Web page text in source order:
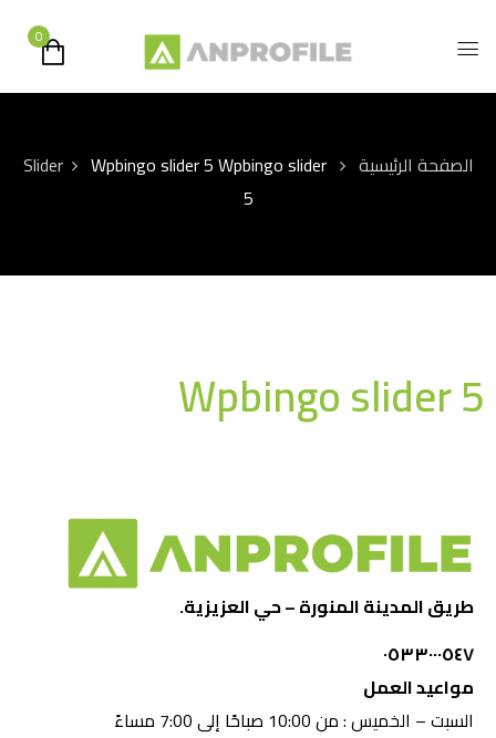
0
الصفحة الرئيسية Slider Wpbingo slider 5Wpbingo slider
5
Wpbingo slider 5
طريق المدينة المنورة – حي العزيزية.
٠٥٣٣٠٠٠٥٤٧
مواعيد العمل
السبت – الخميس : من 10:00 صباحًا إلى 7:00 مساءً